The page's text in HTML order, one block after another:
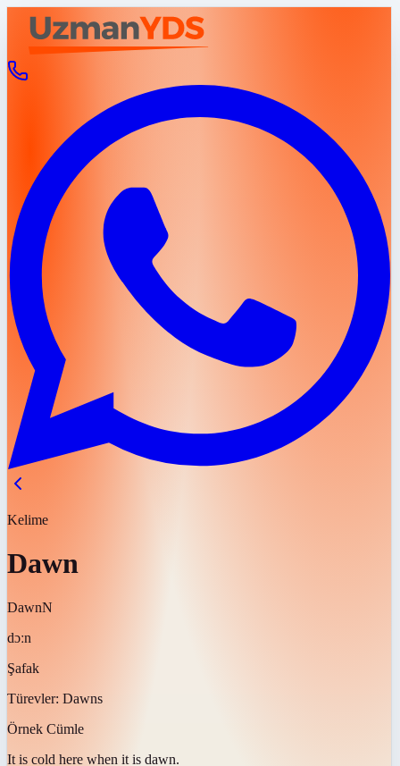
Kelime
Dawn
DawnN
dɔːn
Şafak
Türevler: Dawns
Örnek Cümle
It is cold here when it is dawn.